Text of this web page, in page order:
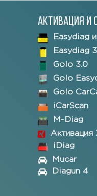
Активация и
Easydiag
Easydiag
Golo 3.0
Golo
Golo
iCarScan
M-Diag
Активация
iDiag
Mucar
Diagun 4